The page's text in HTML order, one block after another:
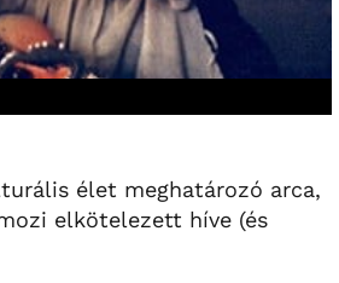
élet meghatározó arca,
elkötelezett híve (és